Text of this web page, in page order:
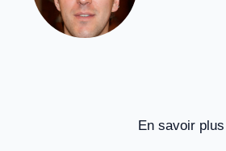
En savoir plus